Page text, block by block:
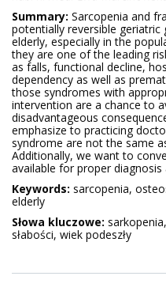
Summary: Sarcopenia and
potentially reversible
elderly, especially in the
they are one of the leading
as falls, functional decline,
dependency as well as
those syndromes with
intervention are a chance to
disadvantageous
emphasize to practicing
syndrome are not the same
Additionally, we want to
available for proper
Keywords: sarcopenia,
elderly
Słowa kluczowe:
słabości, wiek podeszły